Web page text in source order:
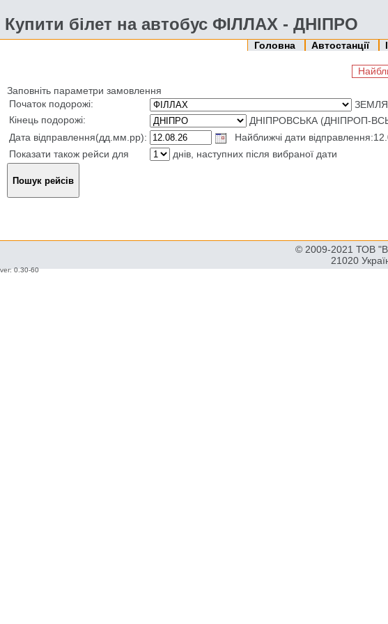
Купити білет на автобус ФІЛЛАХ - ДНІПРО
Головна Автостанції
Заповніть параметри замовлення
Початок подорожі:
ЗЕМЛЯ
Кінець подорожі:
ДНІПРОВСЬКА (ДНІПРОП-
Дата відправлення(дд.мм.рр):
Найближчі дати
Показати також рейси для
днів, наступних після вибраної дати
© 2009-2021 ТОВ
21020
ver: 0.30-60